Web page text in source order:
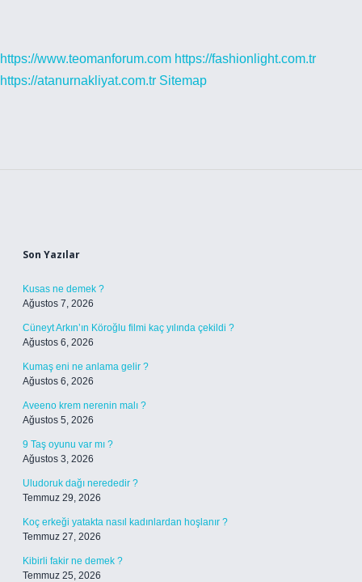
https://www.teomanforum.com https://fashionlight.com.tr
https://atanurnakliyat.com.tr Sitemap
Son Yazılar
Kusas ne demek ?
Ağustos 7, 2026
Cüneyt Arkın’ın Köroğlu filmi kaç yılında çekildi ?
Ağustos 6, 2026
Kumaş eni ne anlama gelir ?
Ağustos 6, 2026
Aveeno krem nerenin malı ?
Ağustos 5, 2026
9 Taş oyunu var mı ?
Ağustos 3, 2026
Uludoruk dağı nerededir ?
Temmuz 29, 2026
Koç erkeği yatakta nasıl kadınlardan hoşlanır ?
Temmuz 27, 2026
Kibirli fakir ne demek ?
Temmuz 25, 2026